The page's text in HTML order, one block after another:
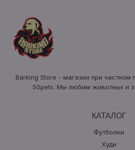
Barking Store - магазин при частном
50pets. Мы любим животных и
КАТАЛОГ
Футболки
Худи